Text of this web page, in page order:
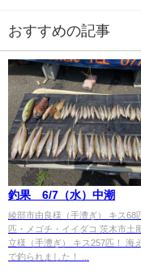
おすすめの記事
釣果 6/7（水）中潮
綾部市由良様（手漕ぎ） キス68
匹・メゴチ・イイダコ 茨木市
立様（手漕ぎ） キス257匹！ 海
で釣られました！ ...